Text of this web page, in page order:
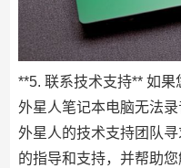
**5. 联系技术支持** 如
外星人笔记本电脑无法
外星人的技术支持团队
的指导和支持，并帮助